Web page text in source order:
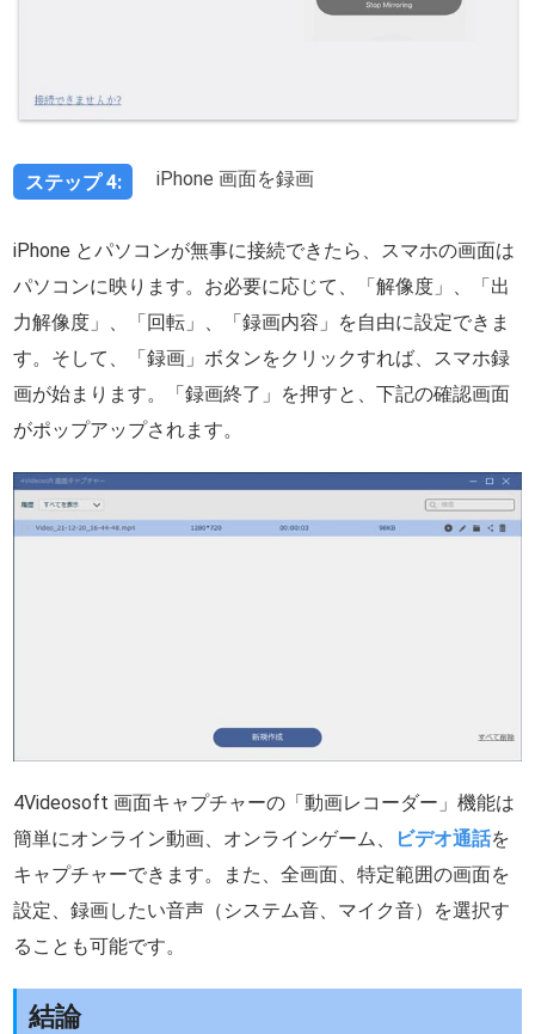
ステップ 4: iPhone 画面を録画
iPhone とパソコンが無事に接続できたら、スマホの画面は
パソコンに映ります。お必要に応じて、「解像度」、「出
力解像度」、「回転」、「録画内容」を自由に設定できま
す。そして、「録画」ボタンをクリックすれば、スマホ録
画が始まります。「録画終了」を押すと、下記の確認画面
がポップアップされます。
4Videosoft 画面キャプチャーの「動画レコーダー」機能は
簡単にオンライン動画、オンラインゲーム、
ビデオ通話を
キャプチャーできます。また、全画面、特定範囲の画面を
設定、録画したい音声（システム音、マイク音）を選択す
ることも可能です。
結論